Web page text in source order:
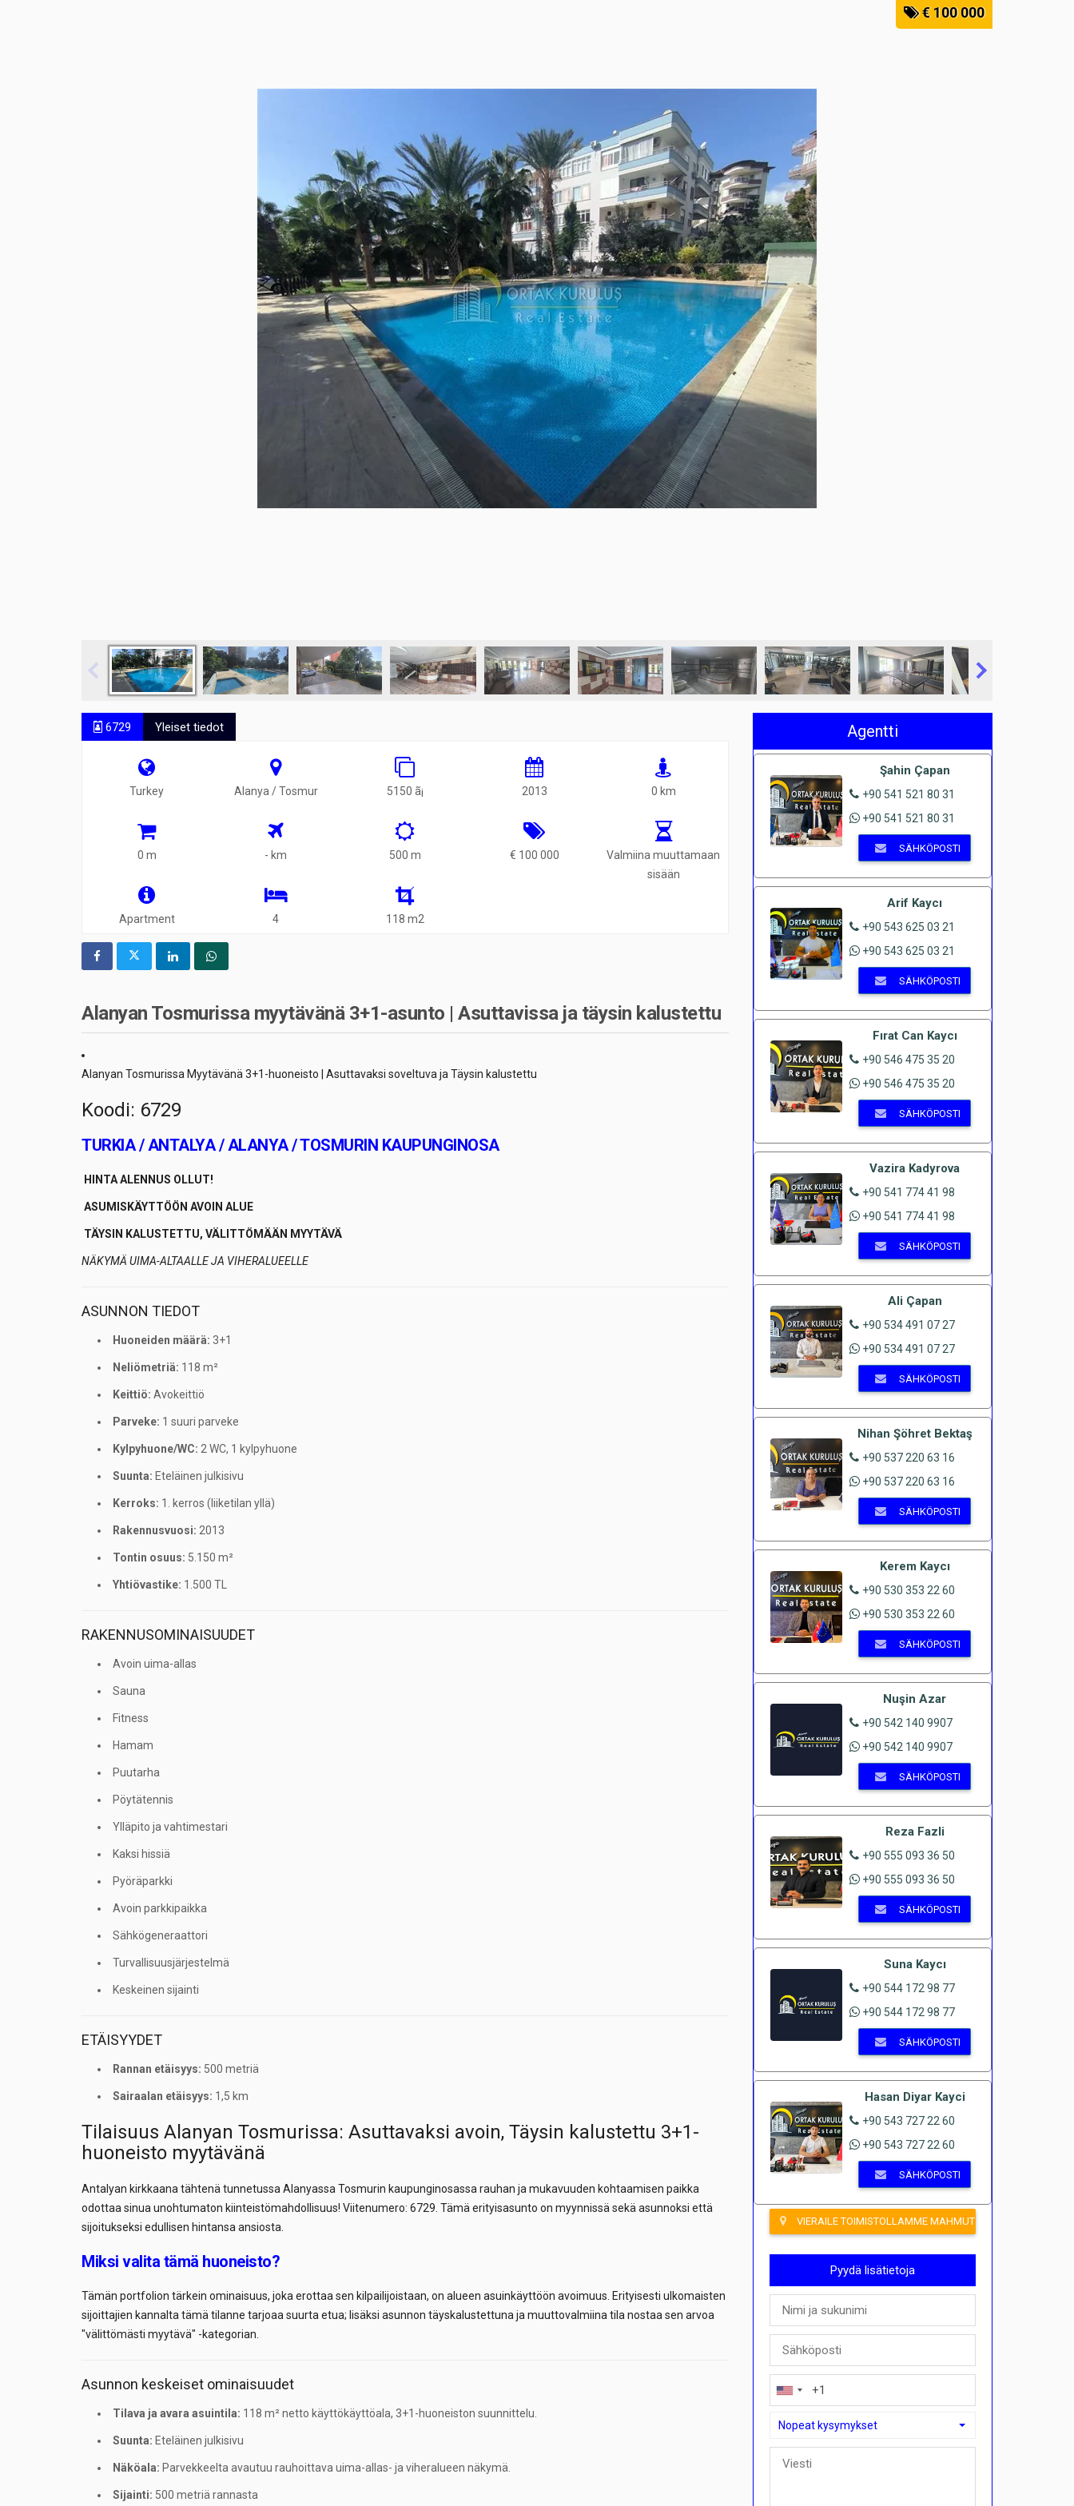
€ 100 000
6729 Yleiset tiedot
Turkey Alanya / Tosmur 5150 ã¡ 2013 0 km
0 m - km 500 m € 100 000
Valmiina muuttamaan
sisään
Apartment 4 118 m2
Alanyan Tosmurissa myytävänä 3+1-asunto | Asuttavissa ja täysin kalustettu
Alanyan Tosmurissa Myytävänä 3+1-huoneisto | Asuttavaksi soveltuva ja Täysin kalustettu
Koodi: 6729
TURKIA / ANTALYA / ALANYA / TOSMURIN KAUPUNGINOSA
HINTA ALENNUS OLLUT!
ASUMISKÄYTTÖÖN AVOIN ALUE
TÄYSIN KALUSTETTU, VÄLITTÖMÄÄN MYYTÄVÄ
NÄKYMÄ UIMA-ALTAALLE JA VIHERALUEELLE
ASUNNON TIEDOT
Huoneiden määrä: 3+1
Neliömetriä: 118 m²
Keittiö: Avokeittiö
Parveke: 1 suuri parveke
Kylpyhuone/WC: 2 WC, 1 kylpyhuone
Suunta: Eteläinen julkisivu
Kerroks: 1. kerros (liiketilan yllä)
Rakennusvuosi: 2013
Tontin osuus: 5.150 m²
Yhtiövastike: 1.500 TL
RAKENNUSOMINAISUUDET
Avoin uima-allas
Sauna
Fitness
Hamam
Puutarha
Pöytätennis
Ylläpito ja vahtimestari
Kaksi hissiä
Pyöräparkki
Avoin parkkipaikka
Sähkögeneraattori
Turvallisuusjärjestelmä
Keskeinen sijainti
ETÄISYYDET
Rannan etäisyys: 500 metriä
Sairaalan etäisyys: 1,5 km
Tilaisuus Alanyan Tosmurissa: Asuttavaksi avoin, Täysin kalustettu 3+1-
huoneisto myytävänä
Antalyan kirkkaana tähtenä tunnetussa Alanyassa Tosmurin kaupunginosassa rauhan ja mukavuuden kohtaamisen paikka
odottaa sinua unohtumaton kiinteistömahdollisuus! Viitenumero: 6729. Tämä erityisasunto on myynnissä sekä asunnoksi että
sijoitukseksi edullisen hintansa ansiosta.
Miksi valita tämä huoneisto?
Tämän portfolion tärkein ominaisuus, joka erottaa sen kilpailijoistaan, on alueen asuinkäyttöön avoimuus. Erityisesti ulkomaisten
sijoittajien kannalta tämä tilanne tarjoaa suurta etua; lisäksi asunnon täyskalustettuna ja muuttovalmiina tila nostaa sen arvoa
"välittömästi myytävä" -kategorian.
Asunnon keskeiset ominaisuudet
Tilava ja avara asuintila: 118 m² netto käyttökäyttöala, 3+1-huoneiston suunnittelu.
Suunta: Eteläinen julkisivu
Näköala: Parvekkeelta avautuu rauhoittava uima-allas- ja viheralueen näkymä.
Sijainti: 500 metriä rannasta
Agentti
Şahin Çapan
+90 541 521 80 31
+90 541 521 80 31
SÄHKÖPOSTI
Arif Kaycı
+90 543 625 03 21
+90 543 625 03 21
SÄHKÖPOSTI
Fırat Can Kaycı
+90 546 475 35 20
+90 546 475 35 20
SÄHKÖPOSTI
Vazira Kadyrova
+90 541 774 41 98
+90 541 774 41 98
SÄHKÖPOSTI
Ali Çapan
+90 534 491 07 27
+90 534 491 07 27
SÄHKÖPOSTI
Nihan Şöhret Bektaş
+90 537 220 63 16
+90 537 220 63 16
SÄHKÖPOSTI
Kerem Kaycı
+90 530 353 22 60
+90 530 353 22 60
SÄHKÖPOSTI
Nuşin Azar
+90 542 140 9907
+90 542 140 9907
SÄHKÖPOSTI
Reza Fazli
+90 555 093 36 50
+90 555 093 36 50
SÄHKÖPOSTI
Suna Kaycı
+90 544 172 98 77
+90 544 172 98 77
SÄHKÖPOSTI
Hasan Diyar Kayci
+90 543 727 22 60
+90 543 727 22 60
SÄHKÖPOSTI
VIERAILE TOIMISTOLLAMME MAHMUTLARISSA
Pyydä lisätietoja
Nopeat kysymykset
Nopeat kysymykset